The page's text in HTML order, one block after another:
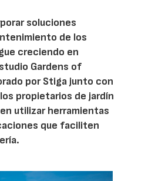
soluciones
de los
creciendo en
Gardens of
por Stiga junto con
propietarios de jardín
utilizar herramientas
que faciliten